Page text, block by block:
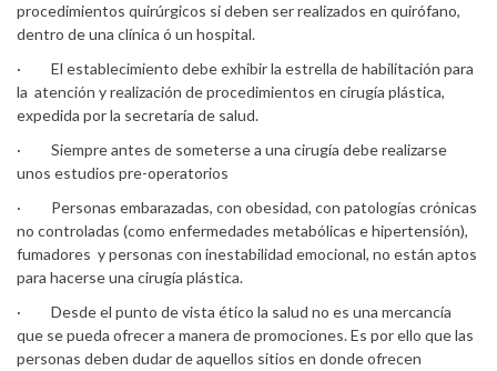
procedimientos quirúrgicos si deben ser realizados en quirófano,
dentro de una clínica ó un hospital.
· El establecimiento debe exhibir la estrella de habilitación para
la atención y realización de procedimientos en cirugía plástica,
expedida por la secretaría de salud.
· Siempre antes de someterse a una cirugía debe realizarse
unos estudios pre-operatorios
· Personas embarazadas, con obesidad, con patologías crónicas
no controladas (como enfermedades metabólicas e hipertensión),
fumadores y personas con inestabilidad emocional, no están aptos
para hacerse una cirugía plástica.
· Desde el punto de vista ético la salud no es una mercancía
que se pueda ofrecer a manera de promociones. Es por ello que las
personas deben dudar de aquellos sitios en donde ofrecen